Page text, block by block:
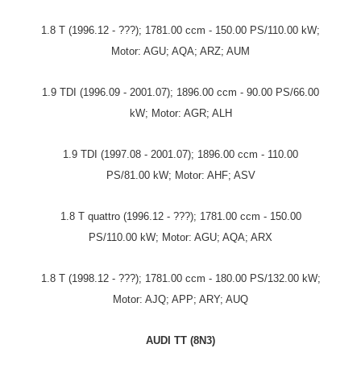
1.8 T (1996.12 - ???); 1781.00 ccm - 150.00 PS/110.00 kW;
Motor: AGU; AQA; ARZ; AUM
1.9 TDI (1996.09 - 2001.07); 1896.00 ccm - 90.00 PS/66.00
kW; Motor: AGR; ALH
1.9 TDI (1997.08 - 2001.07); 1896.00 ccm - 110.00
PS/81.00 kW; Motor: AHF; ASV
1.8 T quattro (1996.12 - ???); 1781.00 ccm - 150.00
PS/110.00 kW; Motor: AGU; AQA; ARX
1.8 T (1998.12 - ???); 1781.00 ccm - 180.00 PS/132.00 kW;
Motor: AJQ; APP; ARY; AUQ
AUDI TT (8N3)